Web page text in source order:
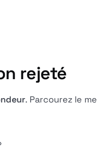
rejeté
. Parcourez le